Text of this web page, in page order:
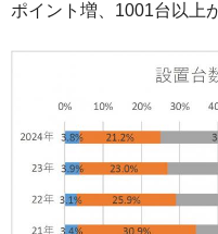
ポイント増、1001台以上